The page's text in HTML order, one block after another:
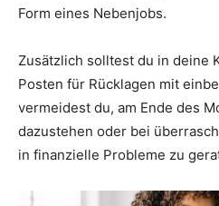
Form eines Nebenjobs.
Zusätzlich solltest du in deine
Posten für Rücklagen mit
vermeidest du, am Ende des
dazustehen oder bei
in finanzielle Probleme zu